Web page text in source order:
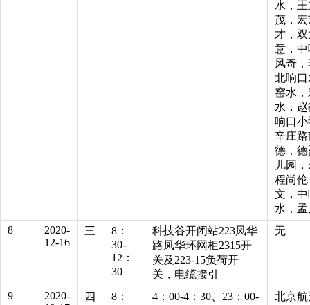
水，
茂，
才，
意，
风奇
北响
窑水
水，
响口
辛庄
德，
儿园
程尚
文，
水，
8
2020-
12-16
三
8：
30-
12：
30
科技谷开闭站223凤华
路凤华环网柜2315开
关及223-15负荷开
关，电缆接引
无
9
2020-
四
8：
4：00-4：30、23：00-
北京